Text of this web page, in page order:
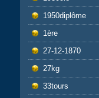
1950diplôme
1ère
27-12-1870
27kg
33tours